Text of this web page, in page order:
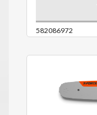
582086972